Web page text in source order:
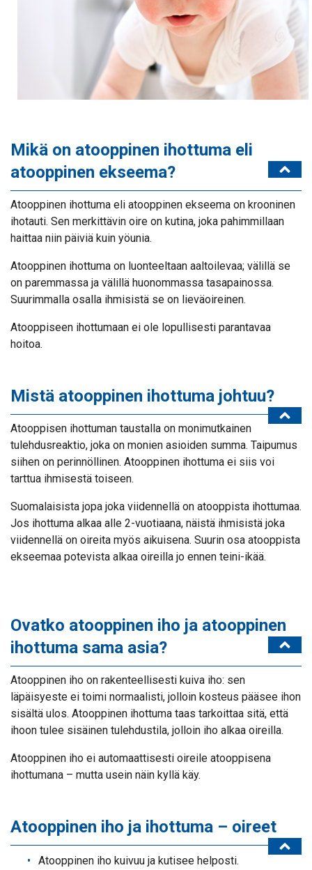
Mikä on atooppinen ihottuma eli
atooppinen ekseema?
Atooppinen ihottuma eli atooppinen ekseema on krooninen
ihotauti. Sen merkittävin oire on kutina, joka pahimmillaan
haittaa niin päiviä kuin yöunia.
Atooppinen ihottuma on luonteeltaan aaltoilevaa; välillä se
on paremmassa ja välillä huonommassa tasapainossa.
Suurimmalla osalla ihmisistä se on lieväoireinen.
Atooppiseen ihottumaan ei ole lopullisesti parantavaa
hoitoa.
Mistä atooppinen ihottuma johtuu?
Atooppisen ihottuman taustalla on monimutkainen
tulehdusreaktio, joka on monien asioiden summa. Taipumus
siihen on perinnöllinen. Atooppinen ihottuma ei siis voi
tarttua ihmisestä toiseen.
Suomalaisista jopa joka viidennellä on atooppista ihottumaa.
Jos ihottuma alkaa alle 2-vuotiaana, näistä ihmisistä joka
viidennellä on oireita myös aikuisena. Suurin osa atooppista
ekseemaa potevista alkaa oireilla jo ennen teini-ikää.
Ovatko atooppinen iho ja atooppinen
ihottuma sama asia?
Atooppinen iho on rakenteellisesti kuiva iho: sen
läpäisyeste ei toimi normaalisti, jolloin kosteus pääsee ihon
sisältä ulos. Atooppinen ihottuma taas tarkoittaa sitä, että
ihoon tulee sisäinen tulehdustila, jolloin iho alkaa oireilla.
Atooppinen iho ei automaattisesti oireile atooppisena
ihottumana – mutta usein näin kyllä käy.
Atooppinen iho ja ihottuma – oireet
Atooppinen iho kuivuu ja kutisee helposti.